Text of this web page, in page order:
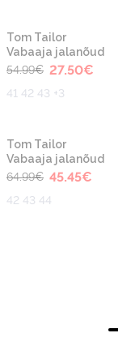
-50%
Tom Tailor
Vabaaja jalanõud
54.99€ 27.50€
41 42 43 +3
-30%
Tom Tailor
Vabaaja jalanõud
64.99€ 45.45€
42 43 44